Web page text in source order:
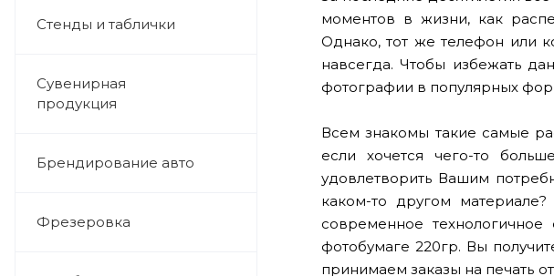
Стенды и таблички
Сувенирная
продукция
Брендирование авто
Фрезеровка
моментов в жизни, как
Однако, тот же телефон или
навсегда. Чтобы избежать
фотографии в популярных
Всем знакомы такие самые
если хочется чего-то
удовлетворить Вашим
каком-то другом
современное
фотобумаге 220гр. Вы
принимаем заказы на печать